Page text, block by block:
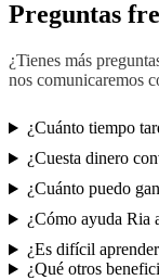
Preguntas
¿Tienes más
nos comunicaremos
¿Cuánto tiempo
¿Cuesta dinero
¿Cuánto puedo
¿Cómo ayuda Ria
¿Es difícil
¿Qué otros